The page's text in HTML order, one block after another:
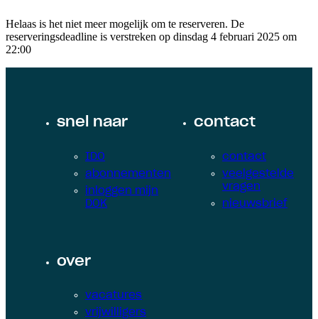
Helaas is het niet meer mogelijk om te reserveren. De
reserveringsdeadline is verstreken op dinsdag 4 februari 2025 om
22:00
snel naar
IDO
abonnementen
inloggen mijn
DOK
contact
contact
veelgestelde
vragen
nieuwsbrief
over
vacatures
vrijwilligers